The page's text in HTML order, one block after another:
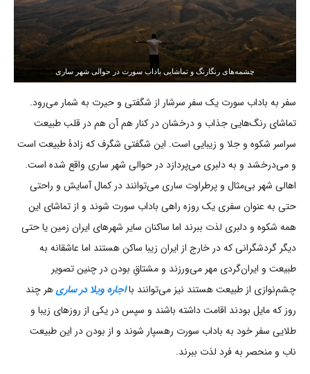
چشمه‌های رنگارنگ و تماشایی باداب سورت در حوالی شهر ساری
سفر به باداب سورت یک سفر سرشار از شگفتی و حیرت به شمار می‌رود.
تماشای رنگ‌هایی جذاب و درخشان در کنار هم آن هم در قلب طبیعت
سراسر شکوه و جلا و زیبایی است. این شگفتی شگرف که زادۀ طبیعت است
و می‌درخشد و به دلبری می‌پردازد در حوالی شهر ساری واقع شده است.
اهالی شهر بی‌مثال و پرطراوت ساری می‌توانند در کمال آسایش و راحتی
حتی به عنوان سفری یک روزه راهی باداب سورت شوند و از تماشای این
همه شکوه و دلبری لذت ببرند اما ساکنان سایر شهرهای ایران زمین یا حتی
دیگر گردشگرانی که در خارج از ایران زیبا ساکن هستند اما عاشقانه به
طبیعت و ایران‌گردی مهر می‌ورزند و مشتاقِ بودن در چنین تصویر
چشم‌نوازی از طبیعت هستند نیز می‌توانند بااجاره ویلا در ساریهر چند
روز که مایل بودند اقامت داشته باشند و سپس در یکی از روزهای زیبا و
طلایی سفر خود به باداب سورت رهسپار شوند و از بودن در این طبیعت
ناب و منحصر به فرد لذت ببرند.